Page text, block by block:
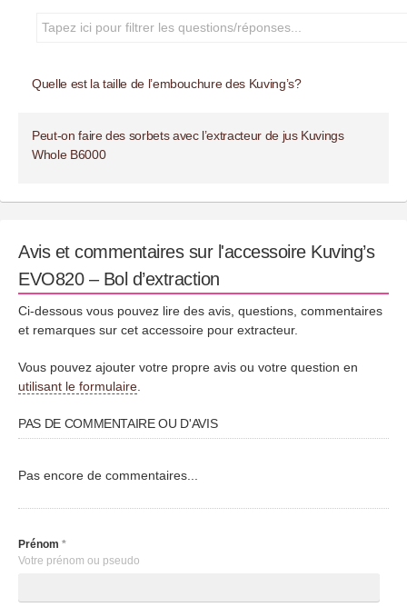
Quelle est la taille de l’embouchure des Kuving’s?
Peut-on faire des sorbets avec l’extracteur de jus Kuvings
Whole B6000
Avis et commentaires sur l'accessoire Kuving’s
EVO820 – Bol d’extraction
Ci-dessous vous pouvez lire des avis, questions, commentaires
et remarques sur cet accessoire pour extracteur.
Vous pouvez ajouter votre propre avis ou votre question en
utilisant le formulaire
PAS DE COMMENTAIRE OU D'AVIS
Pas encore de commentaires...
Prénom *
Votre prénom ou pseudo